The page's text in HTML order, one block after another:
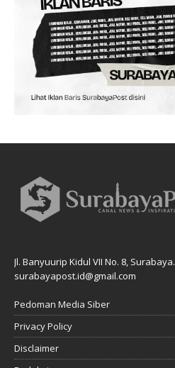
Jl. Banyuurip Kidul VII No. 8, Surabaya.
surabayapost.id@gmail.com
Pedoman Media Siber
Privacy Policy
Disclaimer